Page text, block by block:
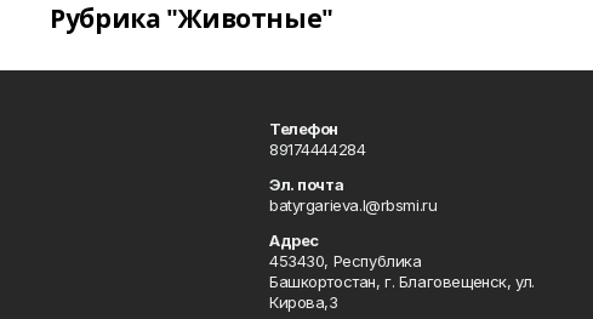
Рубрика "Животные"
Телефон
89174444284
Эл. почта
batyrgarieva.l@rbsmi.ru
Адрес
453430, Республика
Башкортостан, г. Благовещенск, ул.
Кирова,3